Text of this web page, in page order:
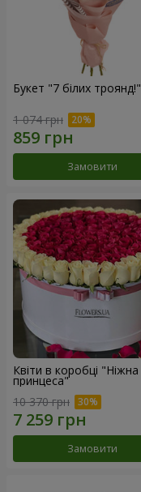
Букет "7 білих троянд!"
1 074 грн
Замовити
Квіти в коробці "Ніжна
принцеса"
10 370 грн
Замовити